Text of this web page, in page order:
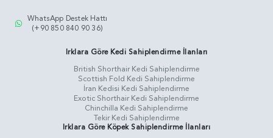
WhatsApp Destek Hattı
(+90 850 840 90 36)
Irklara Göre Kedi Sahiplendirme İlanları
British Shorthair Kedi Sahiplendirme
Scottish Fold Kedi Sahiplendirme
İran Kedisi Kedi Sahiplendirme
Exotic Shorthair Kedi Sahiplendirme
Chinchilla Kedi Sahiplendirme
Tekir Kedi Sahiplendirme
Irklara Göre Köpek Sahiplendirme İlanları